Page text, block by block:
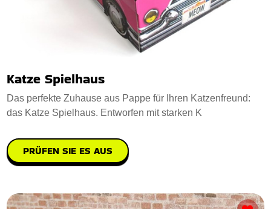
Katze Spielhaus
Das perfekte Zuhause aus Pappe für Ihren Katzenfreund:
das Katze Spielhaus. Entworfen mit starken K
PRÜFEN SIE ES AUS